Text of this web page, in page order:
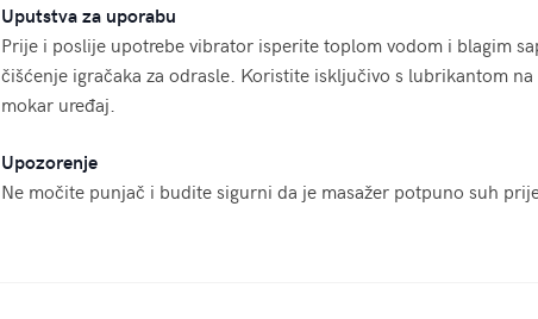
Uputstva za uporabu
Prije i poslije upotrebe vibrator isperite toplom vodom i blagim
čišćenje igračaka za odrasle. Koristite isključivo s lubrikantom
mokar uređaj.
Upozorenje
Ne močite punjač i budite sigurni da je masažer potpuno suh